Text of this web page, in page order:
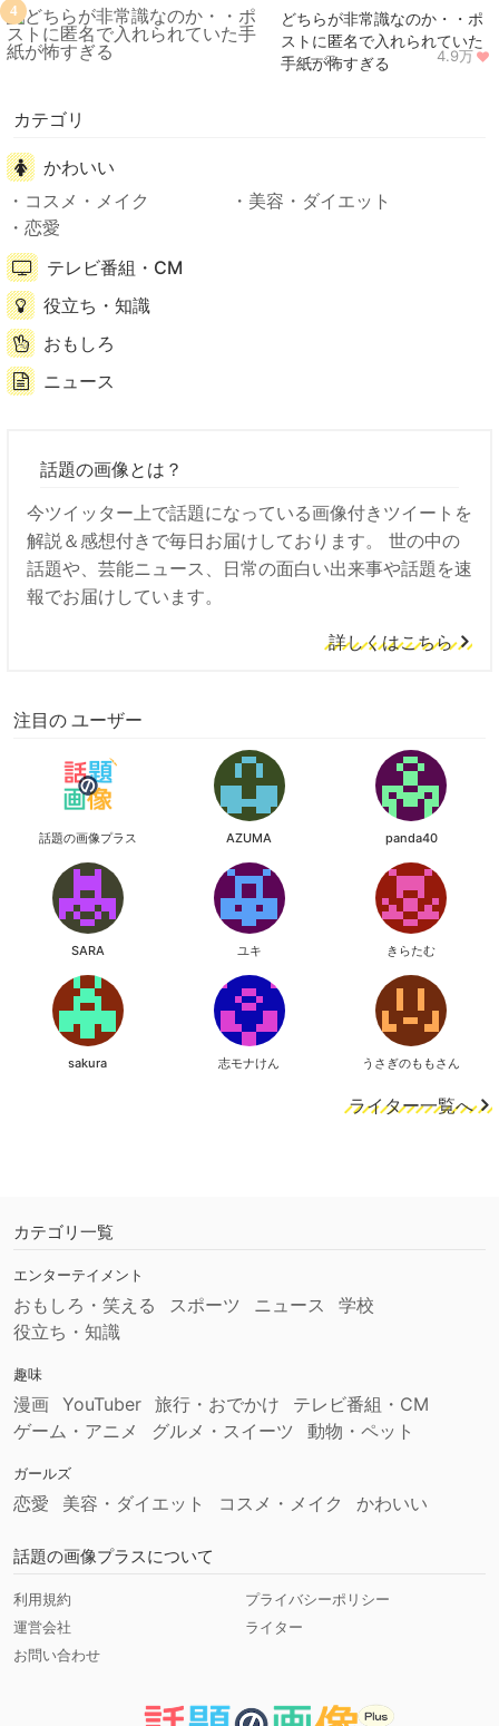
どちらが非常識なのか・・ポ
ストに匿名で入れられていた
手紙が怖すぎる
ニュース 4.9万
4
カテゴリ
かわいい
コスメ・メイク
美容・ダイエット
恋愛
テレビ番組・CM
役立ち・知識
おもしろ
ニュース
話題の画像とは？
今ツイッター上で話題になっている画像付きツイートを
解説＆感想付きで毎日お届けしております。 世の中の
話題や、芸能ニュース、日常の面白い出来事や話題を速
報でお届けしています。
詳しくはこちら
注目の ユーザー
話題の画像プラス AZUMA panda40
SARA ユキ きらたむ
sakura 志モナけん うさぎのももさん
ライター一覧へ
カテゴリ一覧
エンターテイメント
おもしろ・笑える スポーツ ニュース
学校
役立ち・知識
趣味
漫画 YouTuber 旅行・おでかけ
テレビ番組・CM
ゲーム・アニメ
グルメ・スイーツ 動物・ペット
ガールズ
恋愛 美容・ダイエット コスメ・メイク かわいい
話題の画像プラスについて
利用規約
プライバシーポリシー
運営会社
ライター
お問い合わせ